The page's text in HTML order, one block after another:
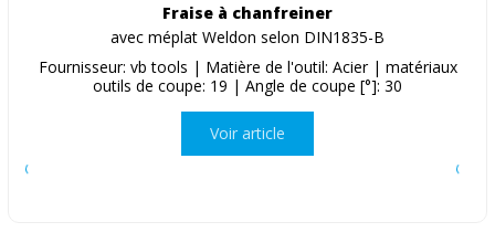
Fraise à chanfreiner
avec méplat Weldon selon DIN1835-B
Fournisseur: vb tools | Matière de l'outil: Acier | matériaux
outils de coupe: 19 | Angle de coupe [°]: 30
Voir article